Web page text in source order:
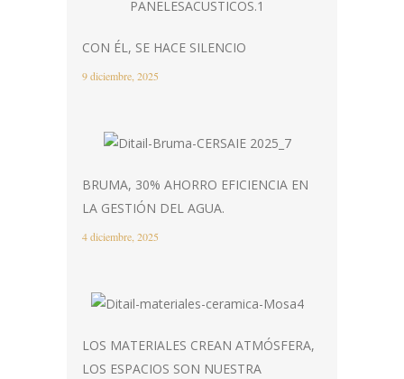
CON ÉL, SE HACE SILENCIO
9 diciembre, 2025
BRUMA, 30% AHORRO EFICIENCIA EN
LA GESTIÓN DEL AGUA.
4 diciembre, 2025
LOS MATERIALES CREAN ATMÓSFERA,
LOS ESPACIOS SON NUESTRA